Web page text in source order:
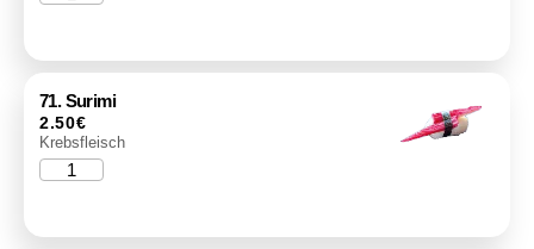
71. Surimi
2.50€
Krebsfleisch